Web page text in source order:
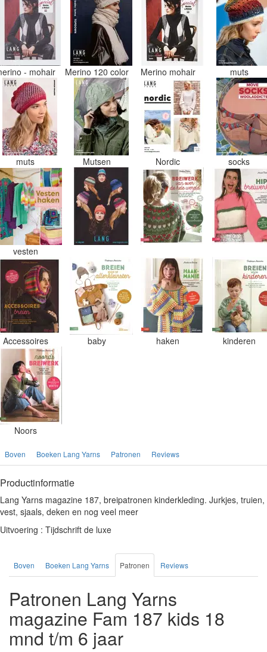
- mohair Merino 120 color Merino mohair muts
muts Mutsen Nordic socks
vesten
Accessoires baby haken kinderen
Noors
Boven Boeken Lang Yarns Patronen Reviews
Productinformatie
Lang Yarns magazine 187, breipatronen kinderkleding. Jurkjes, truien,
vest, sjaals, deken en nog veel meer
Uitvoering : Tijdschrift de luxe
Boven Boeken Lang Yarns Patronen Reviews
Patronen Lang Yarns
magazine Fam 187 kids 18
mnd t/m 6 jaar